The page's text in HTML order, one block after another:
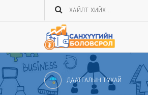
ДААТГАЛЫН ТУХАЙ